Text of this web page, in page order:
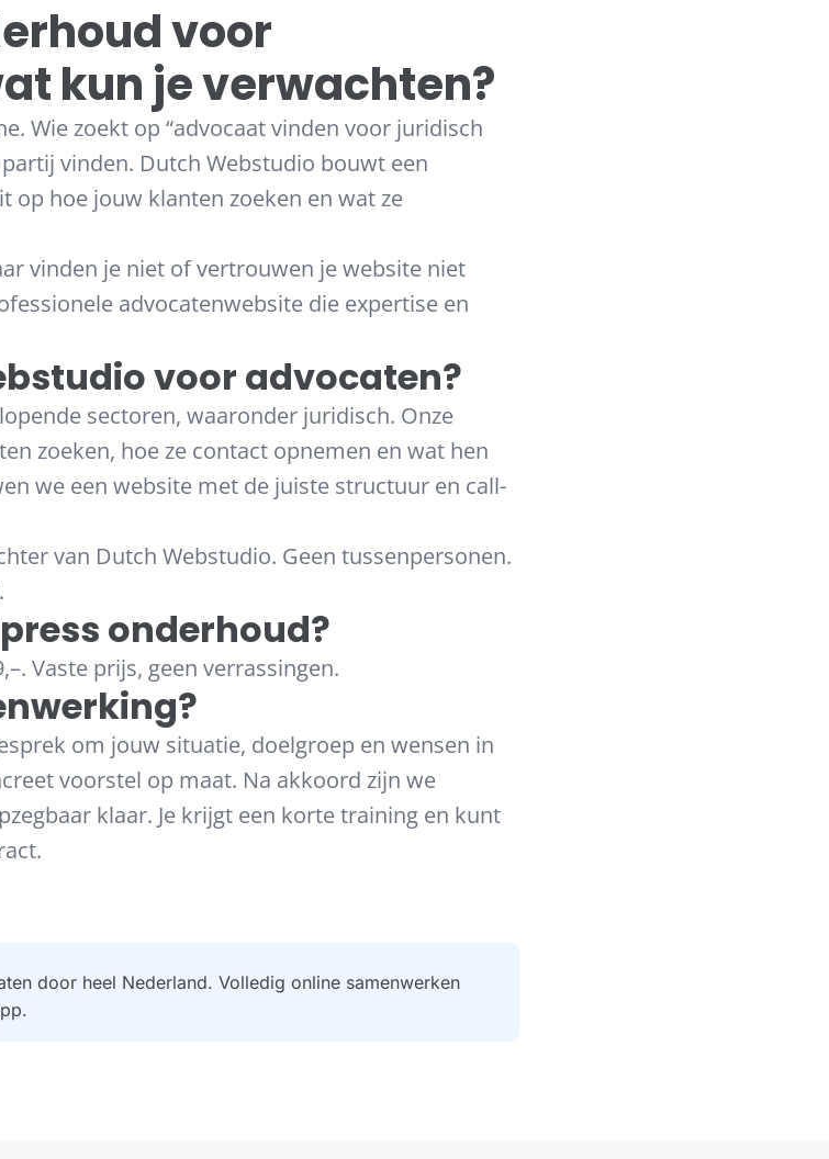
voor
kun je verwachten?
Wie zoekt op “advocaat vinden voor juridisch
vinden. Dutch Webstudio bouwt een
op hoe jouw klanten zoeken en wat ze
vinden je niet of vertrouwen je website niet
advocatenwebsite die expertise en
voor advocaten?
sectoren, waaronder juridisch. Onze
zoeken, hoe ze contact opnemen en wat hen
we een website met de juiste structuur en call-
van Dutch Webstudio. Geen tussenpersonen.
onderhoud?
Vaste prijs, geen verrassingen.
om jouw situatie, doelgroep en wensen in
voorstel op maat. Na akkoord zijn we
klaar. Je krijgt een korte training en kunt
door heel Nederland. Volledig online samenwerken